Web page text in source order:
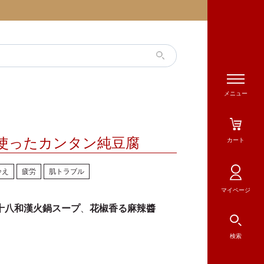
ったカンタン純豆腐
疲労 肌トラブル
八和漢火鍋スープ、 花椒香る麻辣醬
メニュー
カート
マイページ
検索